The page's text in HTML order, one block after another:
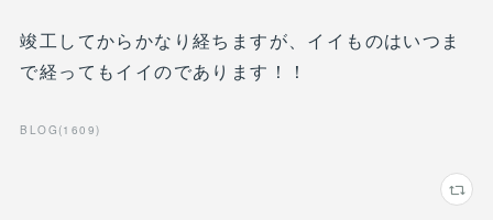
竣工してからかなり経ちますが、イイものはいつま
で経ってもイイのであります！！
BLOG (1609)